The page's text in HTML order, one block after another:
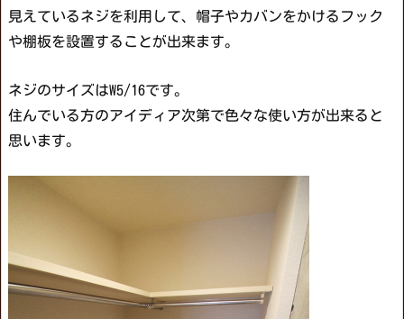
見えているネジを利用して、帽子やカバンをかけるフック
や棚板を設置することが出来ます。
ネジのサイズはW5/16です。
住んでいる方のアイディア次第で色々な使い方が出来ると
思います。